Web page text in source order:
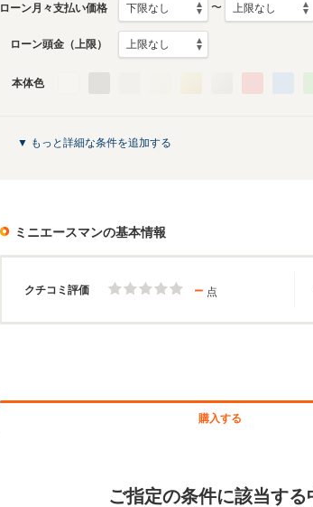
ローン月々支払い価格 〜
ローン頭金（上限）
本体色
▼ もっと詳細な条件を追加する
ミニエースマンの基本情報
クチコミ評価 － 点
購入する
ご指定の条件に該当する